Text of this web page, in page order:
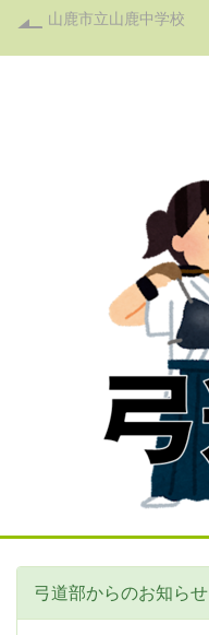
山鹿市立山鹿中学校
弓道部からのお知らせ